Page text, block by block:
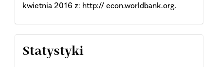
kwietnia 2016 z: http:// econ.worldbank.org.
Statystyki